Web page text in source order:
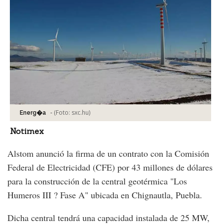
Energ�a - (Foto: sxc.hu)
Notimex
Alstom anunció la firma de un contrato con la Comisión
Federal de Electricidad (CFE) por 43 millones de dólares
para la construcción de la central geotérmica "Los
Humeros III ? Fase A" ubicada en Chignautla, Puebla.
Dicha central tendrá una capacidad instalada de 25 MW,